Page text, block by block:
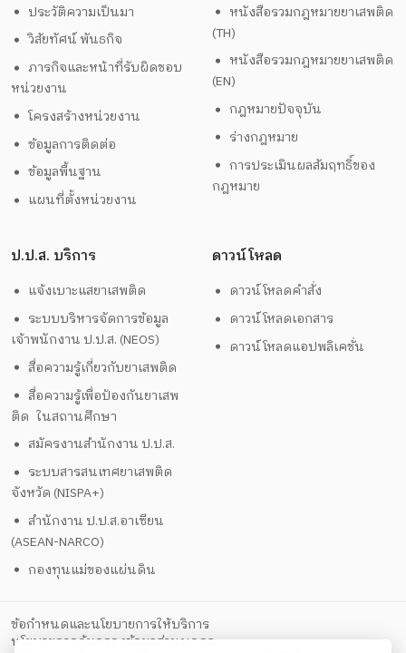
ประวัติความเป็นมา
วิสัยทัศน์ พันธกิจ
ภารกิจและหน้าที่รับผิดชอบ
หน่วยงาน
โครงสร้างหน่วยงาน
ข้อมูลการติดต่อ
ข้อมูลพื้นฐาน
แผนที่ตั้งหน่วยงาน
หนังสือรวมกฎหมายยาเสพติด
(TH)
หนังสือรวมกฎหมายยาเสพติด
(EN)
กฎหมายปัจจุบัน
ร่างกฎหมาย
การประเมินผลสัมฤทธิ์ของ
กฎหมาย
ป.ป.ส. บริการ
แจ้งเบาะแสยาเสพติด
ระบบบริหารจัดการข้อมูล
เจ้าพนักงาน ป.ป.ส. (NEOS)
สื่อความรู้เกี่ยวกับยาเสพติด
สื่อความรู้เพื่อป้องกันยาเสพ
ติด ในสถานศึกษา
สมัครงานสำนักงาน ป.ป.ส.
ระบบสารสนเทศยาเสพติด
จังหวัด (NISPA+)
สำนักงาน ป.ป.ส.อาเซียน
(ASEAN-NARCO)
กองทุนแม่ของแผ่นดิน
ดาวน์โหลด
ดาวน์โหลดคำสั่ง
ดาวน์โหลดเอกสาร
ดาวน์โหลดแอปพลิเคชั่น
ข้อกำหนดและนโยบายการให้บริการ
นโยบายการคุ้มครองข้อมูลส่วนบุคคล